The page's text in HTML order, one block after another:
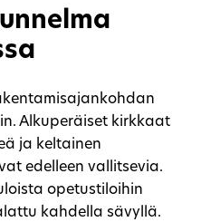
Alkuperäiset kirkkaat
ja keltainen
edelleen vallitsevia.
opetustiloihin
kahdella sävyllä.